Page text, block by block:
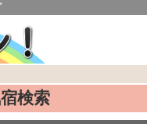
検索